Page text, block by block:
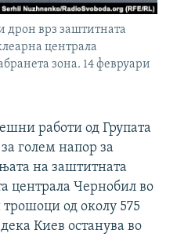
дрон врз заштитната
централа
зона. 14 февруари
работи од Групата
голем напор за
на заштитната
централа Чернобил во
од околу 575
Киев останува во